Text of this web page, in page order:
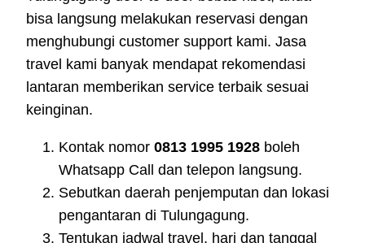
bisa langsung melakukan reservasi dengan
menghubungi customer support kami. Jasa
travel kami banyak mendapat rekomendasi
lantaran memberikan service terbaik sesuai
keinginan.
Kontak nomor 0813 1995 1928 boleh
Whatsapp Call dan telepon langsung.
Sebutkan daerah penjemputan dan lokasi
pengantaran di Tulungagung.
Tentukan jadwal travel, hari dan tanggal